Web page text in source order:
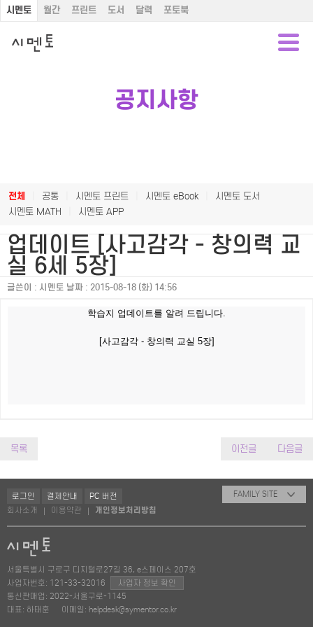
시멘토 월간 프린트 도서 달력 포토북
공지사항
전체 공통 시멘토 프린트 시멘토 eBook
시멘토 도서
시멘토 MATH
시멘토 APP
업데이트 [사고감각 - 창의력 교
실 6세 5장]
글쓴이 : 시멘토 날짜 : 2015-08-18 (화) 14:56
학습지 업데이트를 알려 드립니다.
[사고감각 - 창의력 교실 5장]
목록 이전글 다음글
로그인 결제안내
PC 버전
회사소개
이용약관 개인정보처리방침
FAMILY SITE
서울특별시 구로구 디지털로27길 36, e스페이스 207호
사업자번호: 121-33-32016
사업자 정보 확인
통신판매업: 2022-서울구로-1145
대표: 하태훈
이메일: helpdesk@symentor.co.kr